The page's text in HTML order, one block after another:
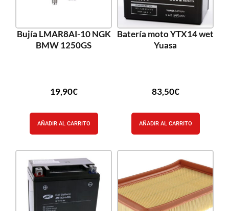
Bujía LMAR8AI-10 NGK
BMW 1250GS
19,90€
AÑADIR AL CARRITO
Batería moto YTX14 wet
Yuasa
83,50€
AÑADIR AL CARRITO